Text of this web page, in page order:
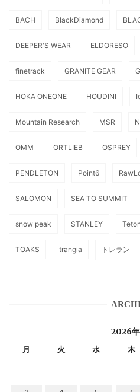
BACH BlackDiamond
DEEPER'S WEAR ELDORESO
finetrack GRANITE GEAR
HOKA ONEONE HOUDINI
Mountain Research MSR
OMM ORTLIEB OSPREY
PENDLETON Point6
SALOMON SEA TO SUMMIT
snow peak STANLEY
TOAKS trangia トレラン
2026
月 火 水 木